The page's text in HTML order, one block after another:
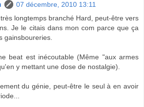
07 décembre, 2010 13:11
longtemps branché Hard, peut-être vers
Je le citais dans mon com parce que ça
gainsboureries.
beat est inécoutable (Même "aux armes
y mettant une dose de nostalgie).
du génie, peut-être le seul à en avoir